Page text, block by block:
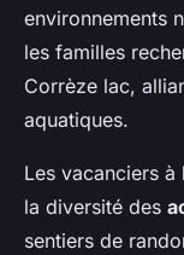
environnements
les familles
Corrèze lac,
aquatiques.
Les vacanciers à
la diversité des
sentiers de